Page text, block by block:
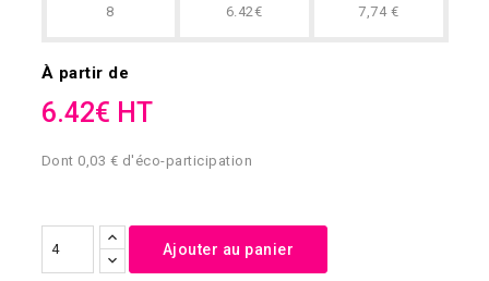
8 6.42€ 7,74 €
À partir de
6.42€ HT
Dont 0,03 € d'éco-participation
Ajouter au panier